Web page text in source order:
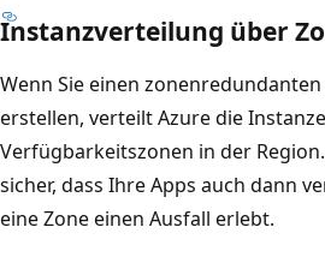
Instanzverteilung über
Wenn Sie einen zonenredundanten
erstellen, verteilt Azure die
Verfügbarkeitszonen in der
sicher, dass Ihre Apps auch dann
eine Zone einen Ausfall erlebt.